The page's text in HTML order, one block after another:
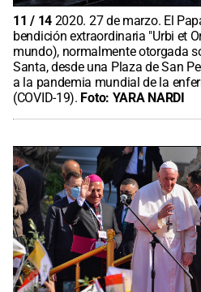
11 / 14 2020. 27 de marzo. El
bendición extraordinaria "Urbi et
mundo), normalmente otorgada
Santa, desde una Plaza de San
a la pandemia mundial de la
(COVID-19). Foto: YARA NARDI